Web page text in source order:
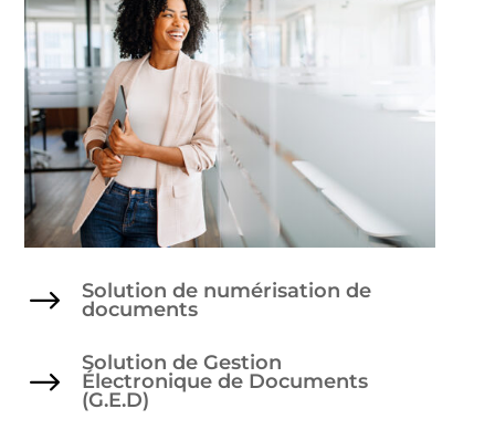
$
Solution de numérisation de
documents
$
Solution de Gestion
Électronique de Documents
(G.E.D)